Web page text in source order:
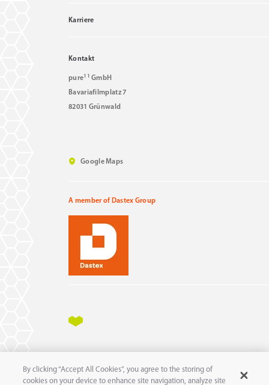
Karriere
Kontakt
pure11 GmbH
Bavariafilmplatz 7
82031 Grünwald
Google Maps
A member of Dastex Group
Impressum Datenschutz AEB
© 2025 pure 11GmbH
By clicking “Accept All Cookies”, you agree to the storing of
cookies on your device to enhance site navigation, analyze site